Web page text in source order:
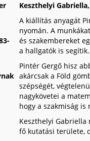
Keszthelyi
A kiállítás anyagát
nyomán. A
és szakembereket
a hallgatók is
Pintér Gergő hisz
akárcsak a Föld
szépségét,
nagykövetei a
hogy a szakmiság is
Keszthelyi
fő kutatási területe,